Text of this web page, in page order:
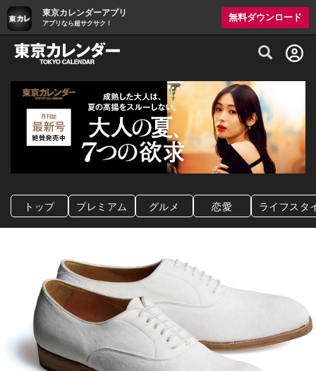
東京カレンダーアプリ
アプリなら超サクサク！
無料ダウンロード
グルメ情報・プレミアムレストラン予約
トップ プレミアム グルメ 恋愛 ライフスタ